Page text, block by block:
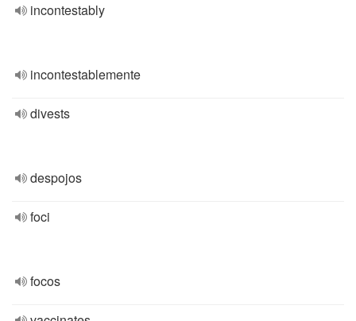
incontestably
incontestablemente
divests
despojos
foci
focos